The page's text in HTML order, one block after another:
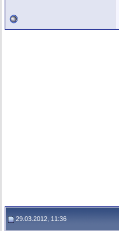
29.03.2012, 11:36